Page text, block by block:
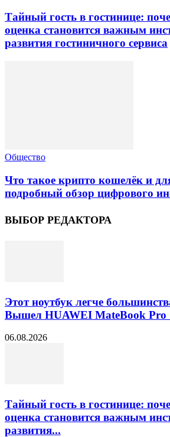
Тайный гость в гостинице:
оценка становится важным
развития гостиничного сервиса
Общество
Что такое крипто кошелёк и
подробный обзор цифрового
ВЫБОР РЕДАКТОРА
Этот ноутбук легче
Вышел HUAWEI MateBook Pro
06.08.2026
Тайный гость в гостинице:
оценка становится важным
развития...